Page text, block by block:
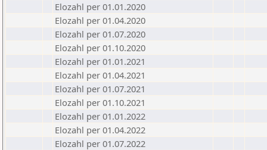
Elozahl per 01.01.2020
Elozahl per 01.04.2020
Elozahl per 01.07.2020
Elozahl per 01.10.2020
Elozahl per 01.01.2021
Elozahl per 01.04.2021
Elozahl per 01.07.2021
Elozahl per 01.10.2021
Elozahl per 01.01.2022
Elozahl per 01.04.2022
Elozahl per 01.07.2022